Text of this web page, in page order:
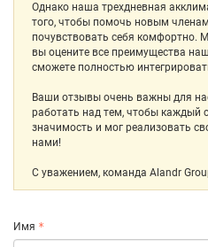
Однако наша трехдневная
того, чтобы помочь новым
почувствовать себя комфортно.
вы оцените все преимущества
сможете полностью
Ваши отзывы очень важны для
работать над тем, чтобы каждый
значимость и мог реализовать
нами!
С уважением, команда Alandr
Имя